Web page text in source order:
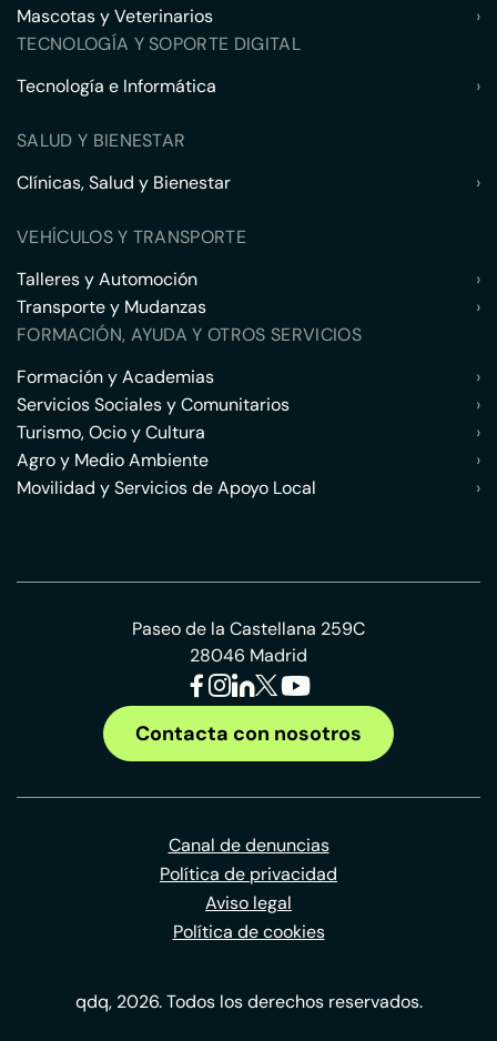
Mascotas y Veterinarios
›
TECNOLOGÍA Y SOPORTE DIGITAL
Tecnología e Informática
›
SALUD Y BIENESTAR
Clínicas, Salud y Bienestar
›
VEHÍCULOS Y TRANSPORTE
Talleres y Automoción
›
Transporte y Mudanzas
›
FORMACIÓN, AYUDA Y OTROS SERVICIOS
Formación y Academias
›
Servicios Sociales y Comunitarios
›
Turismo, Ocio y Cultura
›
Agro y Medio Ambiente
›
Movilidad y Servicios de Apoyo Local
›
Paseo de la Castellana 259C
28046 Madrid
Contacta con nosotros
Canal de denuncias
Política de privacidad
Aviso legal
Política de cookies
qdq, 2026. Todos los derechos reservados.